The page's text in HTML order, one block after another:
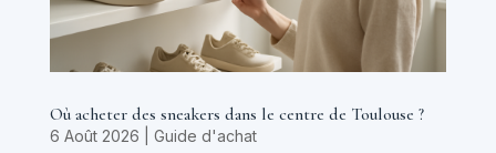
Où acheter des sneakers dans le centre de Toulouse ?
6 Août 2026 Guide d'achat